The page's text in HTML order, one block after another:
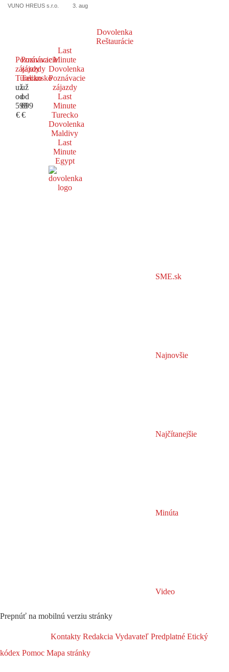
VUNO HREUS s.r.o. 3. aug
Dovolenka
Reštaurácie
Poznávacie
zájazdy
Turecko
už
od
599
€
Poznávacie
zájazdy
Taliansko
už
od
699
€
Last
Minute
Dovolenka
Poznávacie
zájazdy
Last
Minute
Turecko
Dovolenka
Maldivy
Last
Minute
Egypt
SME.sk
Najnovšie
Najčítanejšie
Minúta
Video
Prepnúť na mobilnú verziu stránky
Kontakty Redakcia Vydavateľ Predplatné Etický
kódex Pomoc Mapa stránky